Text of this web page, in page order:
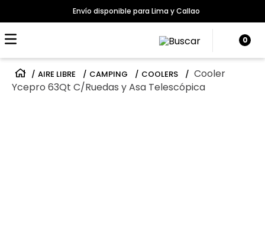
Envío disponible para Lima y Callao
0
AIRE LIBRE CAMPING COOLERS
Cooler
Ycepro 63Qt C/Ruedas y Asa Telescópica